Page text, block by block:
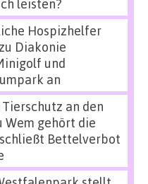
leisten?
Hospizhelfer
Diakonie
und
an
an den
Wem gehört die
Bettelverbot